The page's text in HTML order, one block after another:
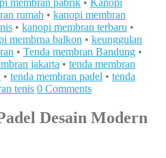
rumah • kanopi membran
• kanopi membran terbaru •
membrna balkon • keunggulan
• Tenda membran Bandung •
jakarta • tenda membran
• tenda membran padel • tenda
tenis 0 Comments
Desain Modern